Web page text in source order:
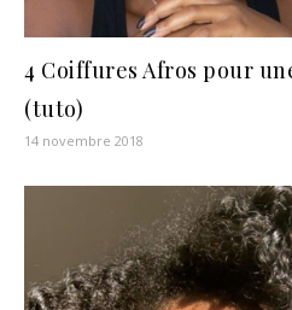
4 Coiffures Afros pour
(tuto)
14 novembre 2018